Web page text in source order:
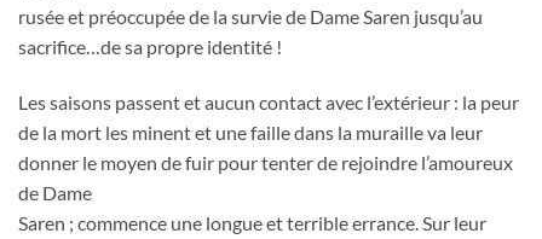
rusée et préoccupée de la survie de Dame Saren jusqu’au
sacrifice…de sa propre identité !
Les saisons passent et aucun contact avec l’extérieur : la peur
de la mort les minent et une faille dans la muraille va leur
donner le moyen de fuir pour tenter de rejoindre l’amoureux
de Dame
Saren ; commence une longue et terrible errance. Sur leur